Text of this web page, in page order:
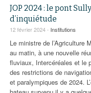
JOP 2024 : le pont
d’inquiétude
12 février 2024 - Institutions
Le ministre de l’Agriculture
au matin, à une nouvelle
fluviaux, Intercéréales et le
des restrictions de
et paralympiques de 2024.